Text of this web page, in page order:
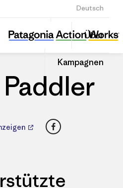
Deutsch
Anmelden
Über
Kampagnen
Paddler
Diesen
Beitrag
Auf
teilen
Facebook